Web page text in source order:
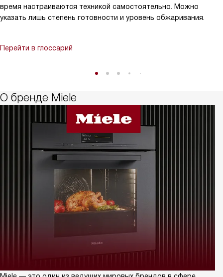
время настраиваются техникой самостоятельно. Можно
указать лишь степень готовности и уровень обжаривания.
Перейти в глоссарий
О бренде Miele